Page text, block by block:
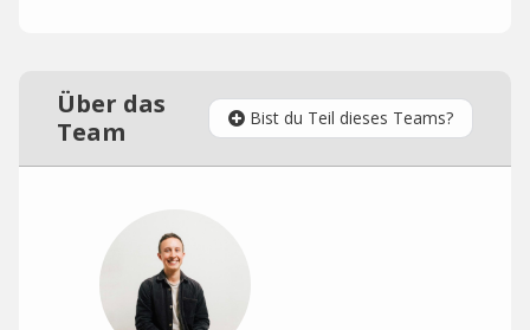
Über das
Team
Bist du Teil dieses Teams?